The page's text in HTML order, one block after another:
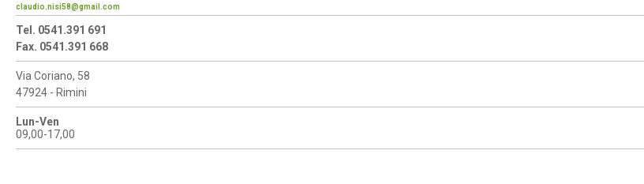
claudio.nisi58@gmail.com
Tel. 0541.391 691
Fax. 0541.391 668
Via Coriano, 58
47924 - Rimini
Lun-Ven
09,00-17,00